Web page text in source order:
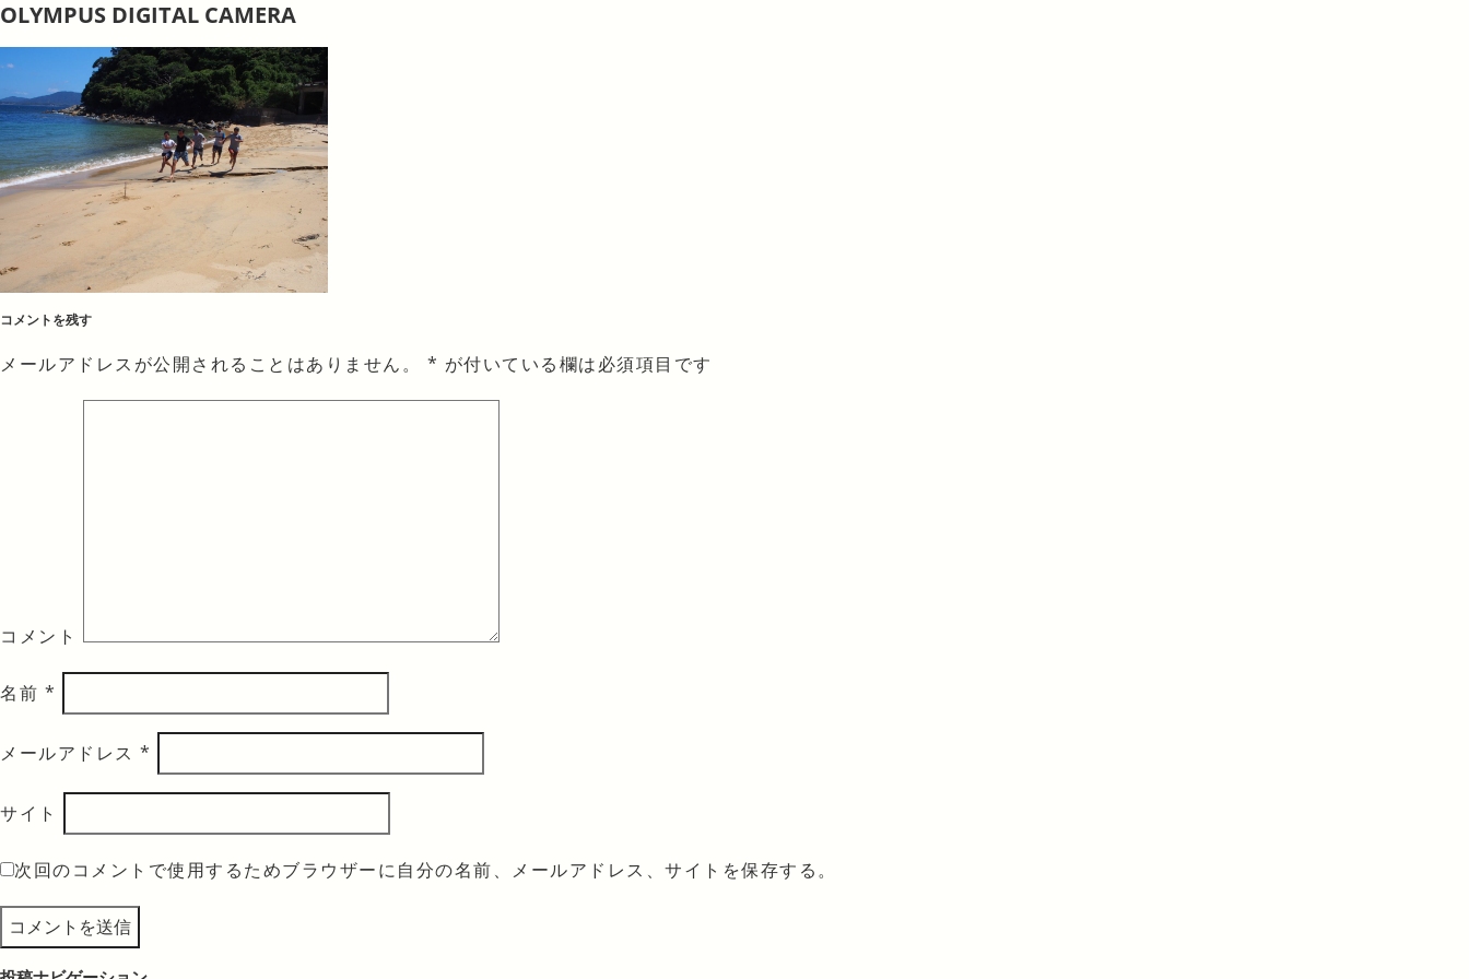
OLYMPUS DIGITAL CAMERA
コメントを残す
メールアドレスが公開されることはありません。 * が付いている欄は必須項目です
コメント
名前 *
メールアドレス *
サイト
次回のコメントで使用するためブラウザーに自分の名前、メールアドレス、サイトを保存する。